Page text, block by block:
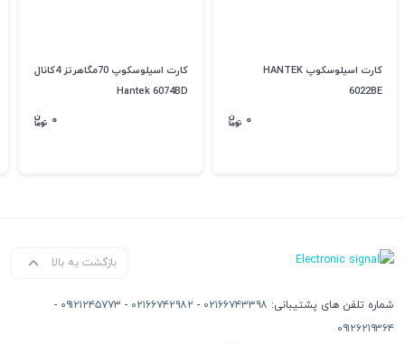
کارت اسیلوسکوپ HANTEK
6022BE
۰
کارت اسیلوسکوپ 70مگاهرتز 4کانال
Hantek 6074BD
۰
بازگشت به بالا
شماره تلفن های پشتیبانی: ۰۲۱۶۶۷۴۳۳۹۸ - ۰۲۱۶۶۷۴۲۹۸۲ - ۰۹۱۲۱۲۴۵۷۷۳ -
۰۹۱۲۶۲۱۹۳۶۴